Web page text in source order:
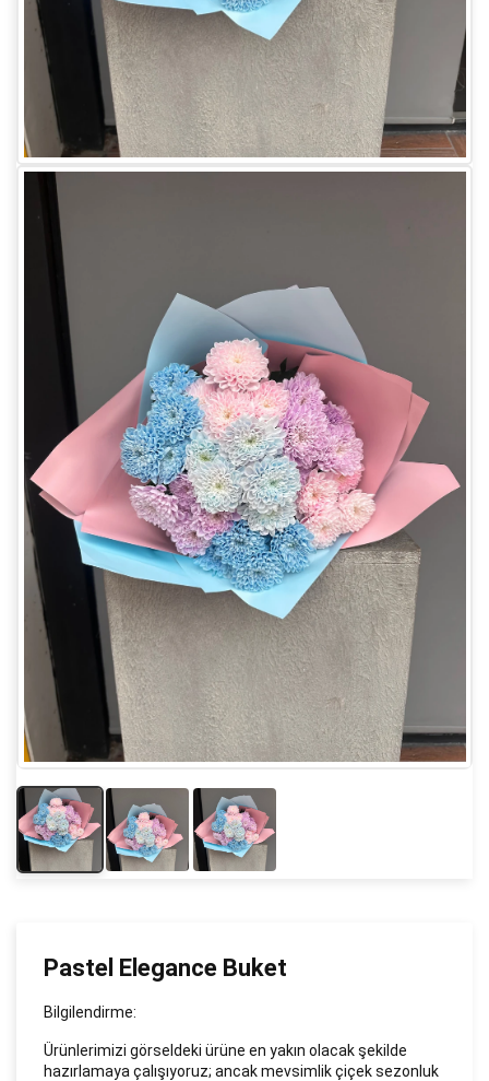
Pastel Elegance Buket
Bilgilendirme:
Ürünlerimizi görseldeki ürüne en yakın olacak şekilde
hazırlamaya çalışıyoruz; ancak mevsimlik çiçek sezonluk